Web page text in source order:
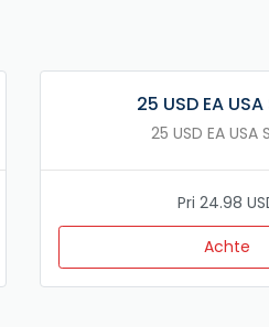
25 USD EA
25 USD EA USA
Pri 24.98
Achte